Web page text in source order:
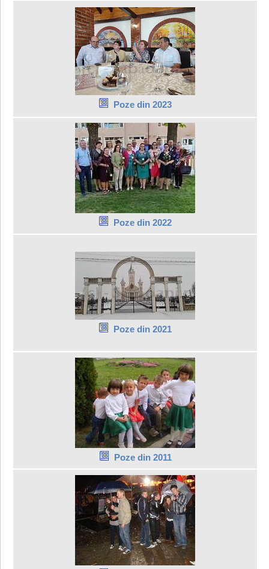
Poze din 2023
Poze din 2022
Poze din 2021
Poze din 2011